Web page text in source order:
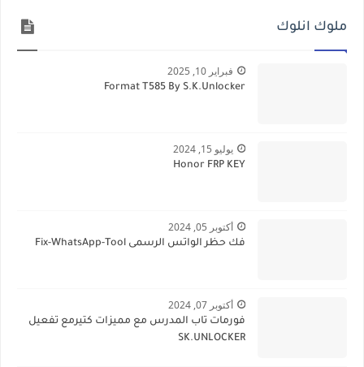
ملوك انلوك
فبراير 10, 2025
Format T585 By S.K.Unlocker
يوليو 15, 2024
Honor FRP KEY
أكتوبر 05, 2024
فك حظر الواتس الرسمى Fix-WhatsApp-Tool
أكتوبر 07, 2024
فورمات تاب المدرس مع مميزات كتيرمع تفعيل
SK.UNLOCKER